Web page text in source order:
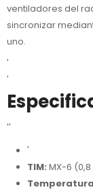
ventiladores del
sincronizar
uno.
'
'
''
'
TIM: MX-6